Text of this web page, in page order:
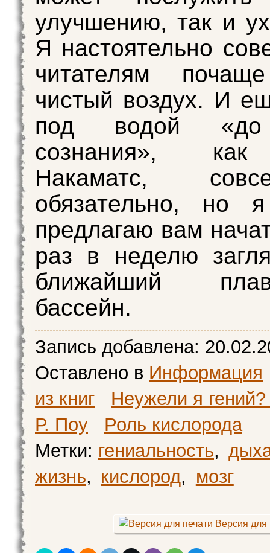
улучшению, так и
Я настоятельно
читателям
чистый воздух. И
под водой «до
сознания»,
Накаматс,
обязательно, но
предлагаю вам
раз в неделю
ближайший
бассейн.
Запись добавлена:
Оставлено в Информация
из книг
Неужели я
Р. Поу
Роль кислорода
Метки: гениальность,
жизнь, кислород, мозг
Версия для